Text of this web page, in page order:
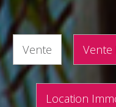
Vente Vente
Location